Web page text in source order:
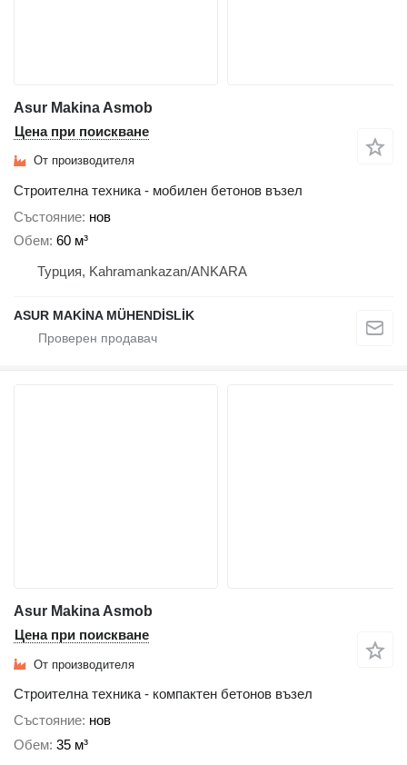
Asur Makina Asmob
Цена при поискване
От производителя
Строителна техника - мобилен бетонов възел
Състояние нов
Обем 60 м³
Турция, Kahramankazan/ANKARA
ASUR MAKİNA MÜHENDİSLİK
Asur Makina Asmob
Цена при поискване
От производителя
Строителна техника - компактен бетонов възел
Състояние нов
Обем 35 м³